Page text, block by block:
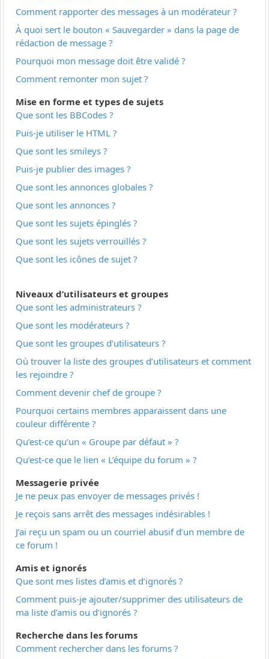
Comment rapporter des messages à un modérateur ?
À quoi sert le bouton « Sauvegarder » dans la page de
rédaction de message ?
Pourquoi mon message doit être validé ?
Comment remonter mon sujet ?
Mise en forme et types de sujets
Que sont les BBCodes ?
Puis-je utiliser le HTML ?
Que sont les smileys ?
Puis-je publier des images ?
Que sont les annonces globales ?
Que sont les annonces ?
Que sont les sujets épinglés ?
Que sont les sujets verrouillés ?
Que sont les icônes de sujet ?
Niveaux d’utilisateurs et groupes
Que sont les administrateurs ?
Que sont les modérateurs ?
Que sont les groupes d’utilisateurs ?
Où trouver la liste des groupes d’utilisateurs et comment
les rejoindre ?
Comment devenir chef de groupe ?
Pourquoi certains membres apparaissent dans une
couleur différente ?
Qu’est-ce qu’un « Groupe par défaut » ?
Qu’est-ce que le lien « L’équipe du forum » ?
Messagerie privée
Je ne peux pas envoyer de messages privés !
Je reçois sans arrêt des messages indésirables !
J’ai reçu un spam ou un courriel abusif d’un membre de
ce forum !
Amis et ignorés
Que sont mes listes d’amis et d’ignorés ?
Comment puis-je ajouter/supprimer des utilisateurs de
ma liste d’amis ou d’ignorés ?
Recherche dans les forums
Comment rechercher dans les forums ?